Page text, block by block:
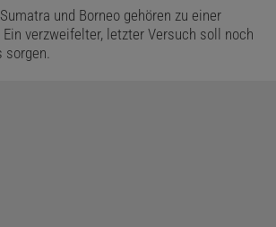
und Borneo gehören zu einer
verzweifelter, letzter Versuch soll noch
sorgen.